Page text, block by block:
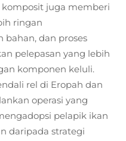
juga memberi
ringan
dan proses
pelepasan yang lebih
komponen keluli.
rel di Eropah dan
operasi yang
pelapik ikan
daripada strategi